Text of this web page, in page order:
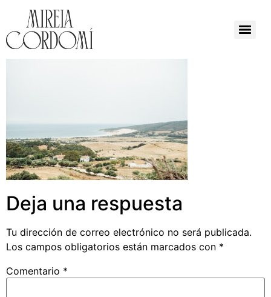
Deja una respuesta
Tu dirección de correo electrónico no será publicada.
Los campos obligatorios están marcados con *
Comentario *